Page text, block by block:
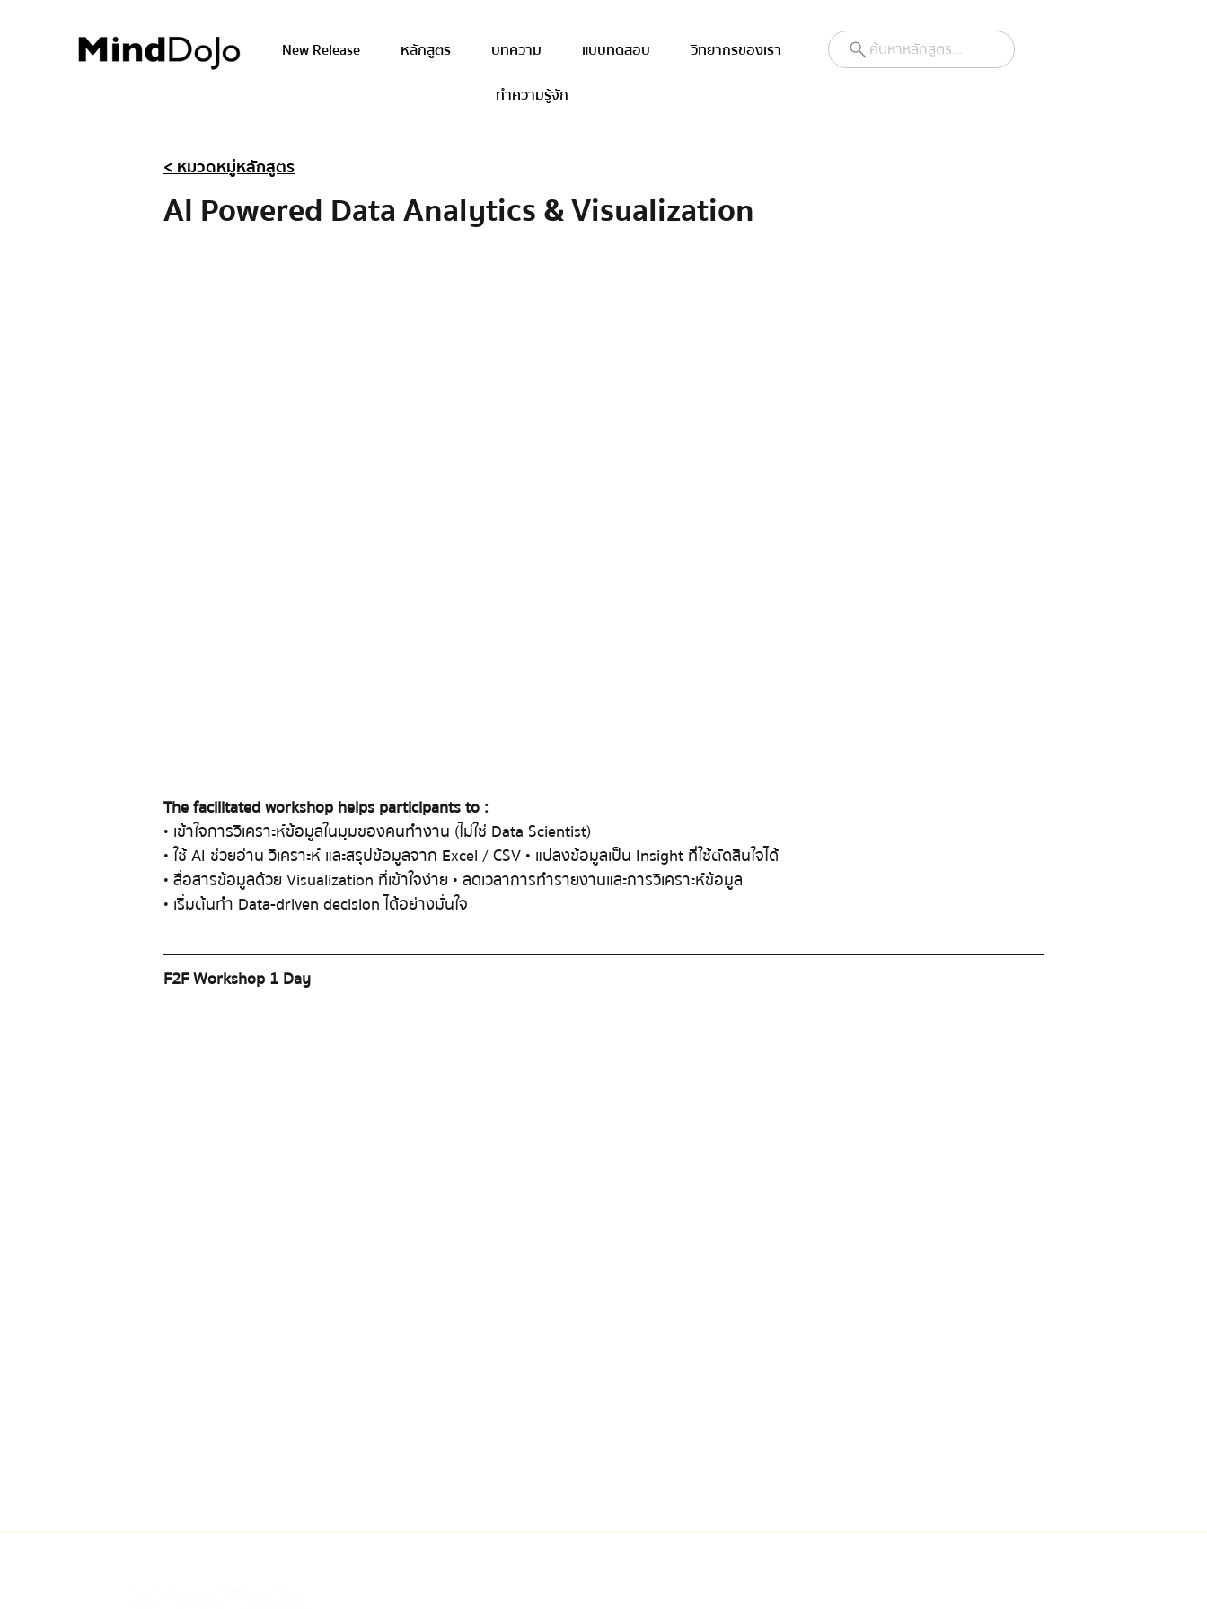
New Release หลักสูตร บทความ แบบทดสอบ
วิทยากรของเรา
ทำความรู้จัก
ค้นหาหลักสูตร...
< หมวดหมู่หลักสูตร
AI Powered Data Analytics & Visualization
The facilitated workshop helps participants to :
• เขาใจการวิเคราะหขอมูลในมุมของคนทํางาน (ไมใช Data Scientist)
• ใช AI ชวยอาน วิเคราะห และสรุปขอมูลจาก Excel / CSV • แปลงขอมูลเปน Insight ที่ใชตัดสินใจได
• สื่อสารขอมูลดวย Visualization ที่เขาใจงาย • ลดเวลาการทํารายงานและการวิเคราะหขอมูล
• เริ่มตนทํา Data-driven decision ไดอยางมั่นใจ
F2F Workshop 1 Day